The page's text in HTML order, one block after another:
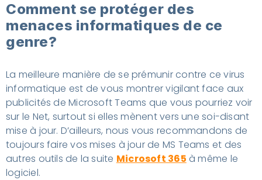
Comment se protéger des
menaces informatiques de ce
genre?
La meilleure manière de se prémunir contre ce virus
informatique est de vous montrer vigilant face aux
publicités de Microsoft Teams que vous pourriez voir
sur le Net, surtout si elles mènent vers une soi-disant
mise à jour. D’ailleurs, nous vous recommandons de
toujours faire vos mises à jour de MS Teams et des
autres outils de la suite Microsoft 365 à même le
logiciel.